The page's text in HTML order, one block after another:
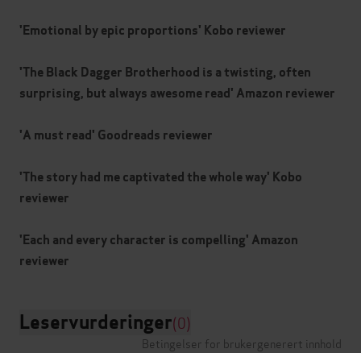
'Emotional by epic proportions' Kobo reviewer
'The Black Dagger Brotherhood is a twisting, often
surprising, but always awesome read' Amazon reviewer
'A must read' Goodreads reviewer
'The story had me captivated the whole way' Kobo
reviewer
'Each and every character is compelling' Amazon
reviewer
Leservurderinger(0)
Betingelser for brukergenerert innhold